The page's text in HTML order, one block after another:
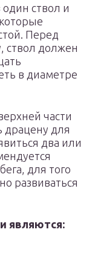
ствол и
Перед
ствол должен
в диаметре
части
драцену для
два или
для того
развиваться
являются: